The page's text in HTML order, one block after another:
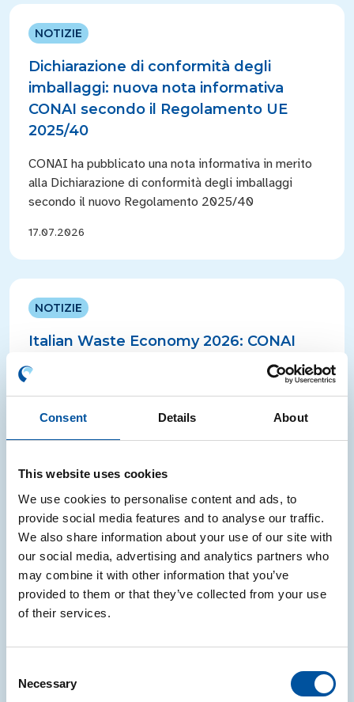
Consent Details About
This website uses cookies
We use cookies to personalise content and ads, to
provide social media features and to analyse our traffic.
We also share information about your use of our site with
our social media, advertising and analytics partners who
may combine it with other information that you’ve
provided to them or that they’ve collected from your use
of their services.
Selection
Necessary
NOTIZIE
Dichiarazione di conformità degli
imballaggi: nuova nota informativa
CONAI secondo il Regolamento UE
2025/40
CONAI ha pubblicato una nota informativa in merito
alla Dichiarazione di conformità degli imballaggi
secondo il nuovo Regolamento 2025/40
17.07.2026
NOTIZIE
Italian Waste Economy 2026: CONAI
Main Sponsor dell'evento dedicato al
CONAI sarà Main Sponsor di Italian Waste Economy
2026, l'evento organizzato da Il Sole 24 Ore che si
NOTIZIE
Premio Startup per l’Economia Circolare
2026: prorogata al 20 luglio la scadenza
Prorogata al 20 luglio la scadenza per l’invio delle
candidature al Premio Startup per l’Economia